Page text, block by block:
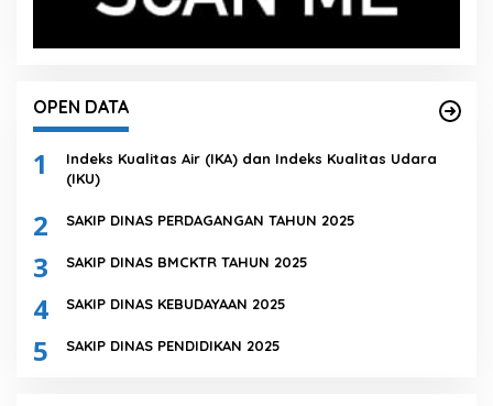
OPEN DATA
1
Indeks Kualitas Air (IKA) dan Indeks Kualitas Udara
(IKU)
2 SAKIP DINAS PERDAGANGAN TAHUN 2025
3 SAKIP DINAS BMCKTR TAHUN 2025
4 SAKIP DINAS KEBUDAYAAN 2025
5 SAKIP DINAS PENDIDIKAN 2025